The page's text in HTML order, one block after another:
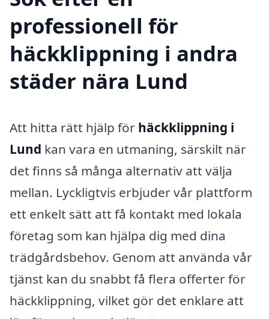
professionell för
häckklippning i andra
städer nära Lund
Att hitta rätt hjälp för häckklippning i
Lund kan vara en utmaning, särskilt när
det finns så många alternativ att välja
mellan. Lyckligtvis erbjuder vår plattform
ett enkelt sätt att få kontakt med lokala
företag som kan hjälpa dig med dina
trädgårdsbehov. Genom att använda vår
tjänst kan du snabbt få flera offerter för
häckklippning, vilket gör det enklare att